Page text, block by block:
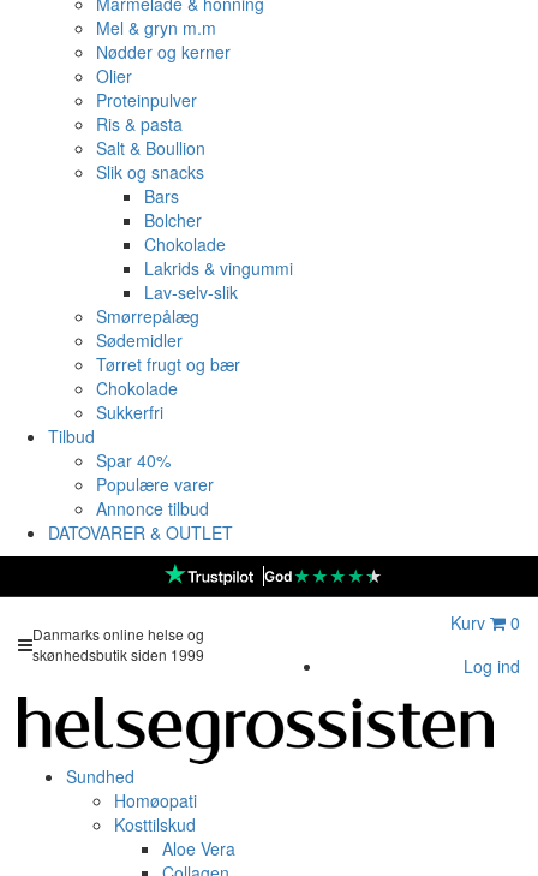
Mel & gryn m.m
Nødder og kerner
Olier
Proteinpulver
Ris & pasta
Salt & Boullion
Slik og snacks
Bars
Bolcher
Chokolade
Lakrids & vingummi
Lav-selv-slik
Smørrepålæg
Sødemidler
Tørret frugt og bær
Chokolade
Sukkerfri
Tilbud
Spar 40%
Populære varer
Annonce tilbud
DATOVARER & OUTLET
God★★★★★
Danmarks online helse og
skønhedsbutik siden 1999
Kurv
0
Log ind
Sundhed
Homøopati
Kosttilskud
Aloe Vera